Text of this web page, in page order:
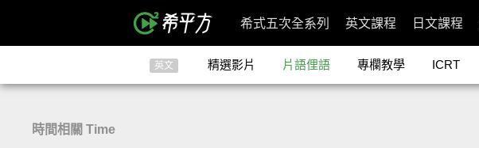
希式五次全系列 英文課程 日文課程
英文 精選影片 片語俚語 專欄教學 ICRT
時間相關 Time